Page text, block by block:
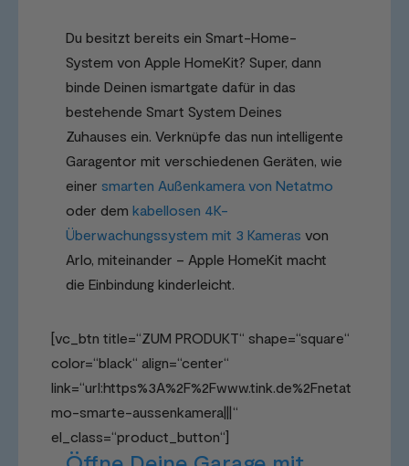
Du besitzt bereits ein Smart-Home-
System von Apple HomeKit? Super, dann
binde Deinen ismartgate dafür in das
bestehende Smart System Deines
Zuhauses ein. Verknüpfe das nun intelligente
Garagentor mit verschiedenen Geräten, wie
einer smarten Außenkamera von Netatmo
oder dem kabellosen 4K-
Überwachungssystem mit 3 Kameras von
Arlo, miteinander – Apple HomeKit macht
die Einbindung kinderleicht.
[vc_btn title=“ZUM PRODUKT“ shape=“square“
color=“black“ align=“center“
link=“url:https%3A%2F%2Fwww.tink.de%2Fnetat
mo-smarte-aussenkamera|||“
el_class=“product_button“]